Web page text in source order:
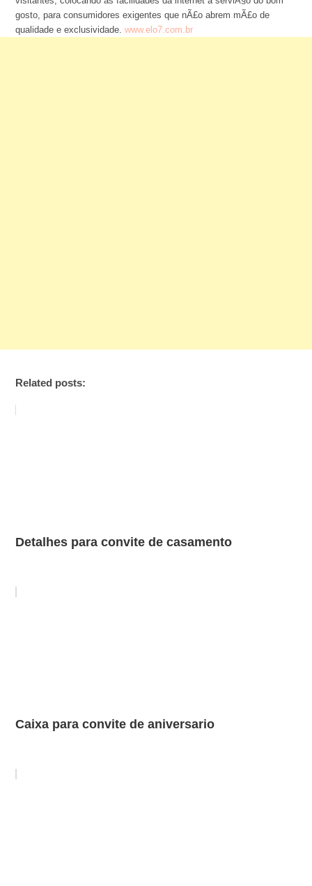
gosto, para consumidores exigentes que nÃ£o abrem mÃ£o de
qualidade e exclusividade. www.elo7.com.br
Related posts:
Detalhes para convite de casamento
Caixa para convite de aniversario